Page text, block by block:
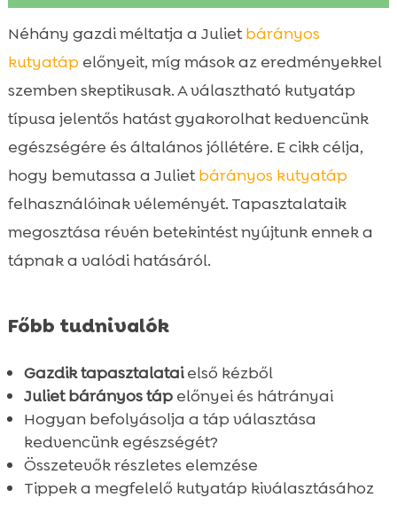
 Miért válasszuk a Juliet bárányos
kutyatápot?
Gazdik tapasztalatai: Első kézből származó
vélemények
Juliet bárányos kutyatáp összetevői
Milyen előnyökkel jár a bárányos
kutyatáp?
 CricksyDog kutyatápok
 Julia száraz kutyatáp kis testű kutyáknak
 CricksyDog Ted száraz kutyatáp közepes
 CricksyDog Ely nedves kutyatáp
jutalomfalatok
 CricksyDog Twinky vitaminok
 CricksyDog Chloé sampon és orr&mancs
balzsam
 Juliet bárányos kutyatáp vélemények
Hol vásárolható meg a Juliet bárányos
Néhány gazdi méltatja a Julietbárányos
kutyatápelőnyeit, míg mások az eredményekkel
szemben skeptikusak. A választható kutyatáp
típusa jelentős hatást gyakorolhat kedvencünk
egészségére és általános jóllétére. E cikk célja,
hogy bemutassa a Julietbárányos kutyatáp
felhasználóinak véleményét. Tapasztalataik
megosztása révén betekintést nyújtunk ennek a
tápnak a valódi hatásáról.
Főbb tudnivalók
Gazdik tapasztalataielső kézből
Juliet bárányos tápelőnyei és hátrányai
Hogyan befolyásolja a táp választása
kedvencünk egészségét?
Összetevők részletes elemzése
Tippek a megfelelő kutyatáp kiválasztásához